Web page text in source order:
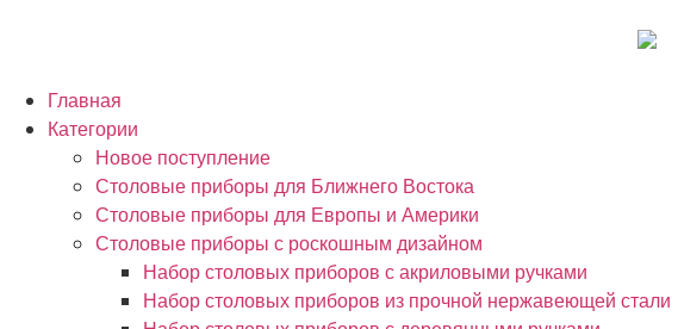
Главная
Категории
Новое поступление
Столовые приборы для Ближнего Востока
Столовые приборы для Европы и Америки
Столовые приборы с роскошным дизайном
Набор столовых приборов с акриловыми ручками
Набор столовых приборов из прочной нержавеющей стали